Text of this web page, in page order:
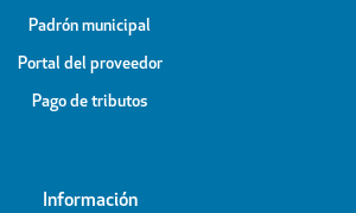
Padrón municipal
Portal del proveedor
Pago de tributos
Información